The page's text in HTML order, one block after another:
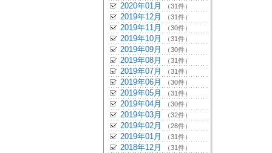
2020年01月 （31件）
2019年12月 （31件）
2019年11月 （30件）
2019年10月 （31件）
2019年09月 （30件）
2019年08月 （31件）
2019年07月 （31件）
2019年06月 （30件）
2019年05月 （31件）
2019年04月 （30件）
2019年03月 （32件）
2019年02月 （28件）
2019年01月 （31件）
2018年12月 （31件）